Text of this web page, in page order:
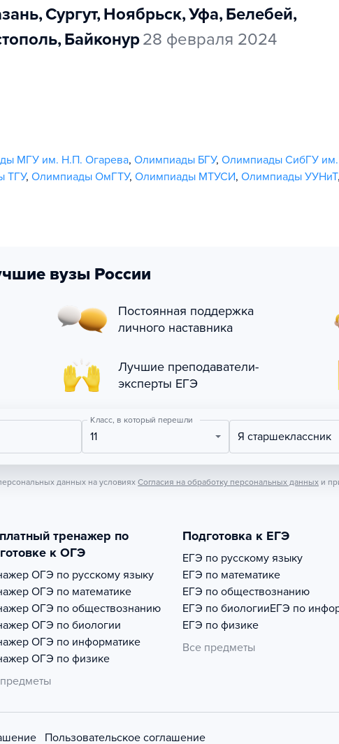
, Сургут, Ноябрьск, Уфа, Белебей,
, Байконур 28 февраля 2024
МГУ им. Н.П. Огарева, Олимпиады БГУ, Олимпиады СибГУ
ТГУ, Олимпиады ОмГТУ, Олимпиады МТУСИ, Олимпиады УУНиТ,
вузы России
Постоянная поддержка
личного наставника
Лучшие преподаватели-
эксперты ЕГЭ
Класс, в который перешли
11 Я старшеклассник
данных на условиях Согласия на обработку персональных данных и
тренажер по
к ОГЭ
ОГЭ по русскому языку
ОГЭ по математике
ОГЭ по обществознанию
ОГЭ по биологии
ОГЭ по информатике
ОГЭ по физике
Подготовка к ЕГЭ
ЕГЭ по русскому языку
ЕГЭ по математике
ЕГЭ по обществознанию
ЕГЭ по биологииЕГЭ по
ЕГЭ по физике
Все предметы
Пользовательское соглашение